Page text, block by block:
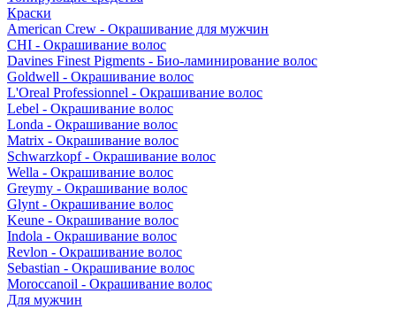
Краски
American Crew - Окрашивание для мужчин
CHI - Окрашивание волос
Davines Finest Pigments - Био-ламинирование волос
Goldwell - Окрашивание волос
L'Oreal Professionnel - Окрашивание волос
Lebel - Окрашивание волос
Londa - Окрашивание волос
Matrix - Окрашивание волос
Schwarzkopf - Окрашивание волос
Wella - Окрашивание волос
Greymy - Окрашивание волос
Glynt - Окрашивание волос
Keune - Окрашивание волос
Indola - Окрашивание волос
Revlon - Окрашивание волос
Sebastian - Окрашивание волос
Moroccanoil - Окрашивание волос
Для мужчин